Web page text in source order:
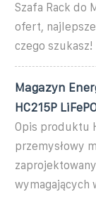
Szafa Rack do
ofert,
czego szukasz!
Magazyn
HC215P
Opis produktu
przemysłowy
wymagających